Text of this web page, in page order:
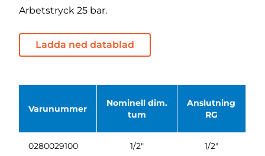
Arbetstryck 25 bar.
Ladda ned datablad
Varunummer
Nominell dim.
tum
Anslutning
RG
0280029100 1/2" 1/2"